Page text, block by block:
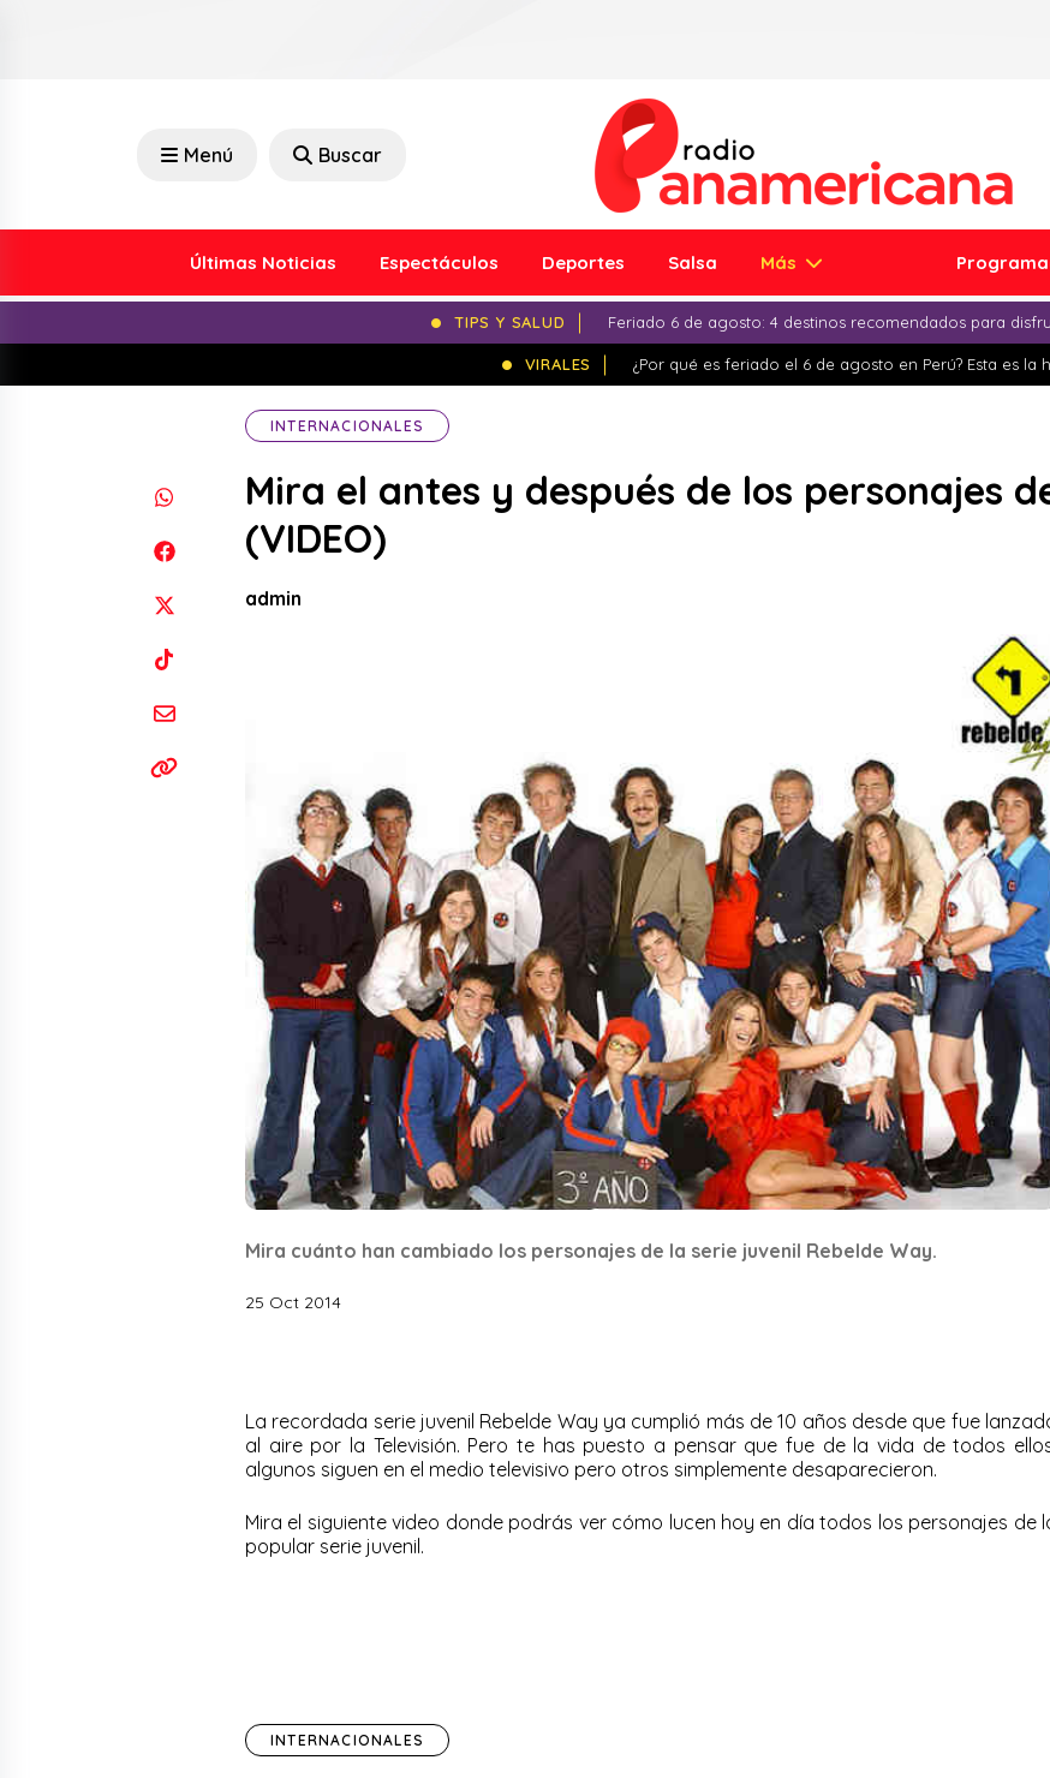
Menú Buscar
Últimas Noticias Espectáculos Deportes Salsa Más
TIPS Y SALUD Feriado 6 de agosto: 4 destinos recomendados para
VIRALES ¿Por qué es feriado el 6 de agosto en Perú? Esta es la
INTERNACIONALES
Mira el antes y después de los personajes
(VIDEO)
admin
Mira cuánto han cambiado los personajes de la serie juvenil Rebelde Way.
25 Oct 2014
La recordada serie juvenil Rebelde Way ya cumplió más de 10 años desde que fue
al aire por la Televisión. Pero te has puesto a pensar que fue de la vida de todos
algunos siguen en el medio televisivo pero otros simplemente desaparecieron.
Mira el siguiente video donde podrás ver cómo lucen hoy en día todos los personajes de
popular serie juvenil.
INTERNACIONALES